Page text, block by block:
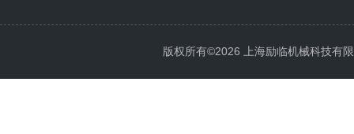
版权所有©2026 上海励临机械科技有